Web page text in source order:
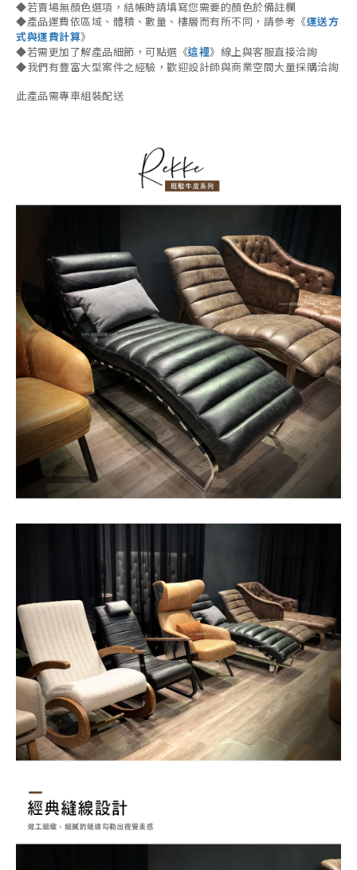
◆若賣場無顏色選項，結帳時請填寫您需要的顏色於備註欄
◆產品運費依區域、體積、數量、樓層而有所不同，請參考《運送方
式與運費計算》
◆若需更加了解產品細節，可點選《這裡》線上與客服直接洽詢
◆我們有豐富大型案件之經驗，歡迎設計師與商業空間大量採購洽詢
此產品需專車組裝配送